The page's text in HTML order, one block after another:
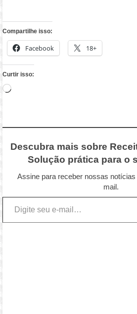
Compartilhe isso:
Facebook 18+
Curtir isso:
Carregando...
Descubra mais sobre
Solução prática para o
Assine para receber nossas
mail.
Digite seu e-mail…